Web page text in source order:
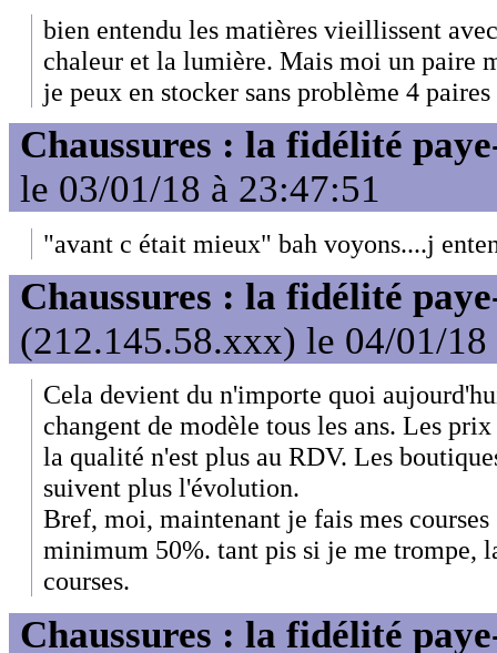
bien entendu les matières vieillissent
chaleur et la lumière. Mais moi un paire
je peux en stocker sans problème 4
Chaussures : la fidélité
le 03/01/18 à 23:47:51
"avant c était mieux" bah voyons....j
Chaussures : la fidélité
(212.145.58.xxx) le 04/01/18
Cela devient du n'importe quoi
changent de modèle tous les ans. Les
la qualité n'est plus au RDV. Les
suivent plus l'évolution.
Bref, moi, maintenant je fais mes
minimum 50%. tant pis si je me trompe,
courses.
Chaussures : la fidélité